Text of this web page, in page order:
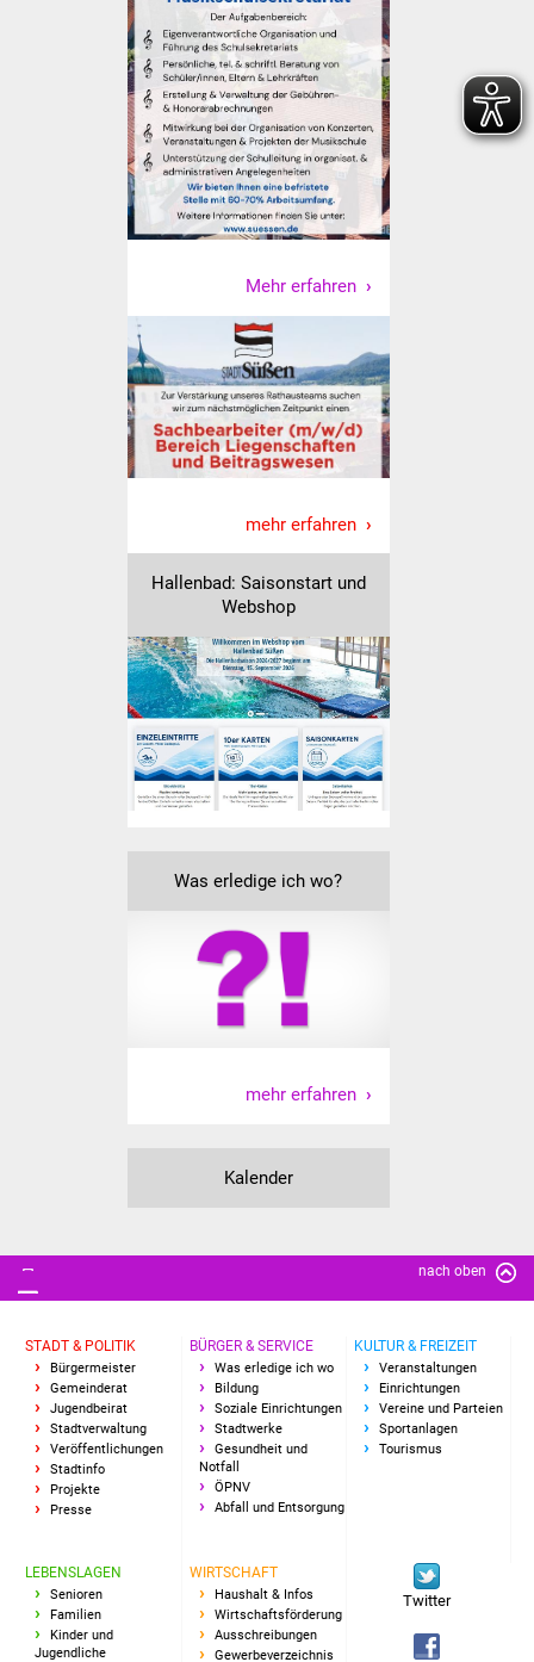
Gewerbeimmobilien
IKG Auen
Ausschreibungen
Öffentliche
Ausschreibung
Europaweite
Ausschreibung
Beschränkte
Ausschreibung
Freihändige Vergabe
Gewerbeverzeichnis
Mehr erfahren
mehr erfahren
Hallenbad: Saisonstart und
Webshop
Was erledige ich wo?
mehr erfahren
Kalender
nach oben
STADT & POLITIK
Bürgermeister
Gemeinderat
Jugendbeirat
Stadtverwaltung
Veröffentlichungen
Stadtinfo
Projekte
Presse
BÜRGER & SERVICE
Was erledige ich wo
Bildung
Soziale Einrichtungen
Stadtwerke
Gesundheit und
Notfall
ÖPNV
Abfall und Entsorgung
KULTUR & FREIZEIT
Veranstaltungen
Einrichtungen
Vereine und Parteien
Sportanlagen
Tourismus
LEBENSLAGEN
Senioren
Familien
Kinder und
Jugendliche
WIRTSCHAFT
Haushalt & Infos
Wirtschaftsförderung
Ausschreibungen
Gewerbeverzeichnis
Twitter